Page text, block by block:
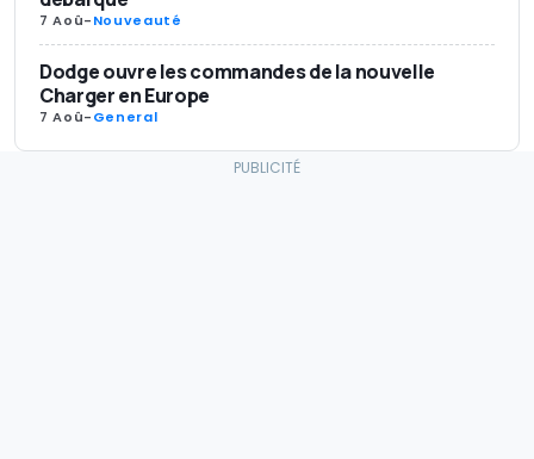
7 Aoû-Nouveauté
Dodge ouvre les commandes de la nouvelle
Charger en Europe
7 Aoû-General